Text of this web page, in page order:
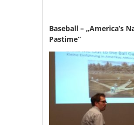
Baseball – „America’s
Pastime“